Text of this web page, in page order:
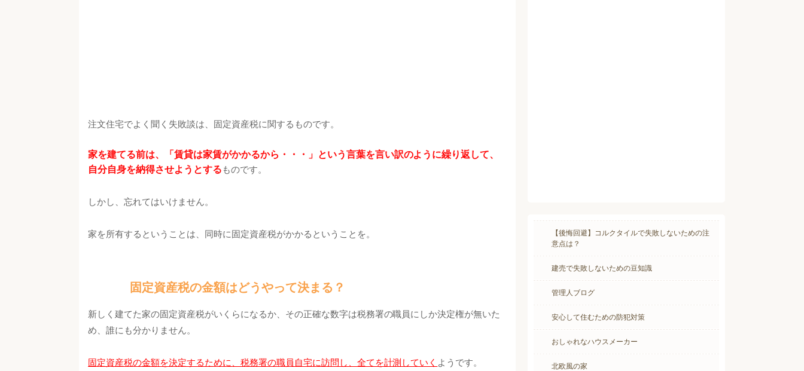
注文住宅でよく聞く失敗談は、固定資産税に関するものです。
家を建てる前は、「賃貸は家賃がかかるから・・・」という言葉を言い訳のように繰り返して、
自分自身を納得させようとする ものです。
しかし、忘れてはいけません。
家を所有するということは、同時に固定資産税がかかるということを。
固定資産税の金額はどうやって決まる？
新しく建てた家の固定資産税がいくらになるか、その正確な数字は税務署の職員にしか決定権が無いた
め、誰にも分かりません。
固定資産税の金額を決定するために、税務署の職員自宅に訪問し、全てを計測していく ようです。
【後悔回避】コルクタイルで失敗しないための注
意点は？
建売で失敗しないための豆知識
管理人ブログ
安心して住むための防犯対策
おしゃれなハウスメーカー
北欧風の家